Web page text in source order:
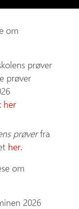
om
prøver
prøver
her
prøverfra
her.
om
2026